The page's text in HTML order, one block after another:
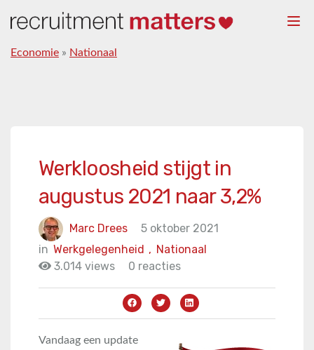
Economie » Nationaal
Werkloosheid stijgt in
augustus 2021 naar 3,2%
Marc Drees
5 oktober 2021
in
Nationaal
Werkgelegenheid ,
3.014 views
0 reacties
Vandaag een update